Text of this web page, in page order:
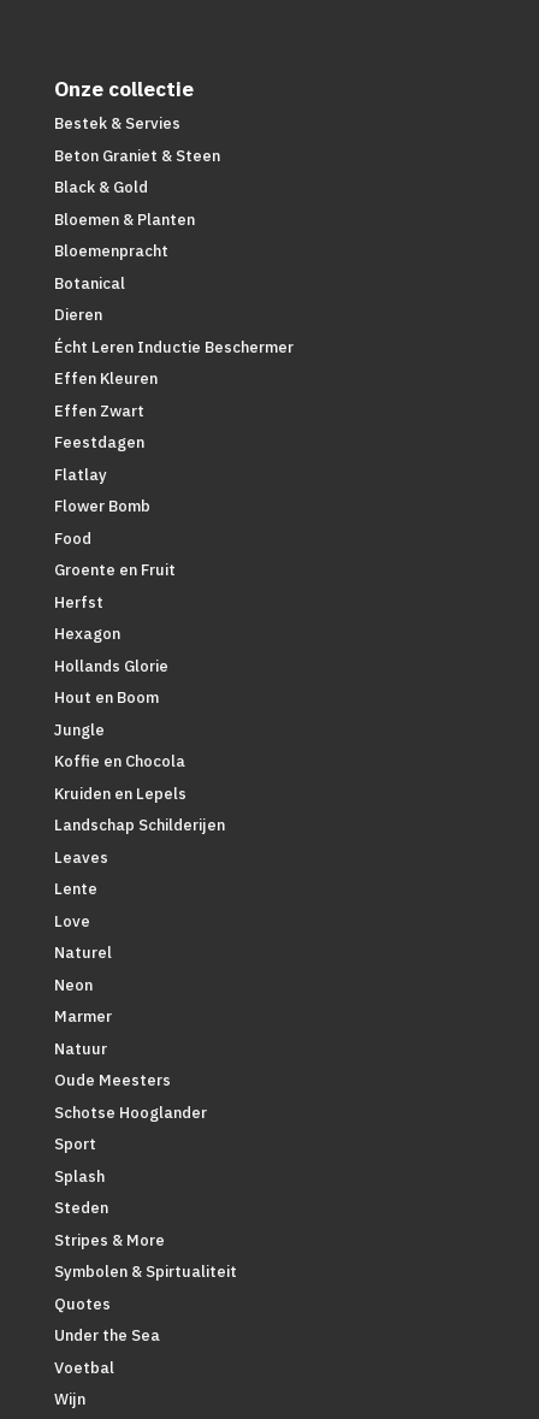
Onze collectie
Bestek & Servies
Beton Graniet & Steen
Black & Gold
Bloemen & Planten
Bloemenpracht
Botanical
Dieren
Écht Leren Inductie Beschermer
Effen Kleuren
Effen Zwart
Feestdagen
Flatlay
Flower Bomb
Food
Groente en Fruit
Herfst
Hexagon
Hollands Glorie
Hout en Boom
Jungle
Koffie en Chocola
Kruiden en Lepels
Landschap Schilderijen
Leaves
Lente
Love
Naturel
Neon
Marmer
Natuur
Oude Meesters
Schotse Hooglander
Sport
Splash
Steden
Stripes & More
Symbolen & Spirtualiteit
Quotes
Under the Sea
Voetbal
Wijn